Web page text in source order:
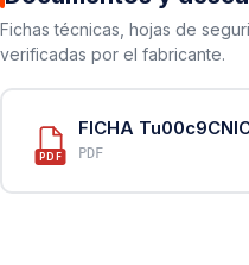
Fichas técnicas, hojas de
verificadas por el fabricante.
PDF
FICHA
PDF